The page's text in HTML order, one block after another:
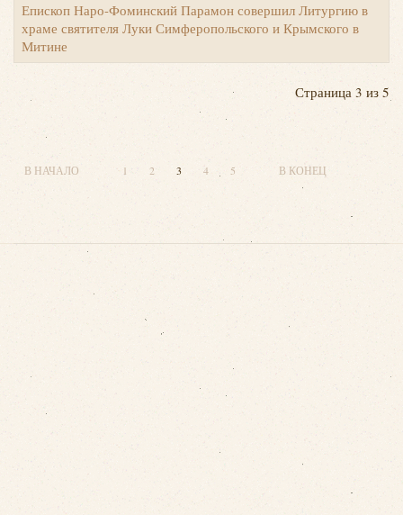
Епископ Наро-Фоминский Парамон совершил Литургию в
храме святителя Луки Симферопольского и Крымского в
Митине
Страница 3 из 5
В НАЧАЛО 1 2 3 4 5 В КОНЕЦ